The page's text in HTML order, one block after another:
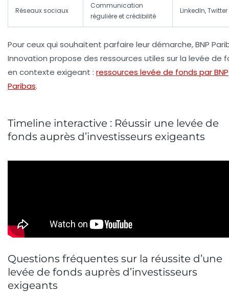
Réseaux sociaux
Communication
régulière et crédibilité
LinkedIn, Twitter
Pour ceux qui souhaitent parfaire leur démarche, BNP
Innovation propose des ressources utiles sur la levée de
en contexte exigeant : ressources levée de fonds par BNP
Paribas.
Timeline interactive : Réussir une levée de
fonds auprès d’investisseurs exigeants
Questions fréquentes sur la réussite d’une
levée de fonds auprès d’investisseurs
exigeants